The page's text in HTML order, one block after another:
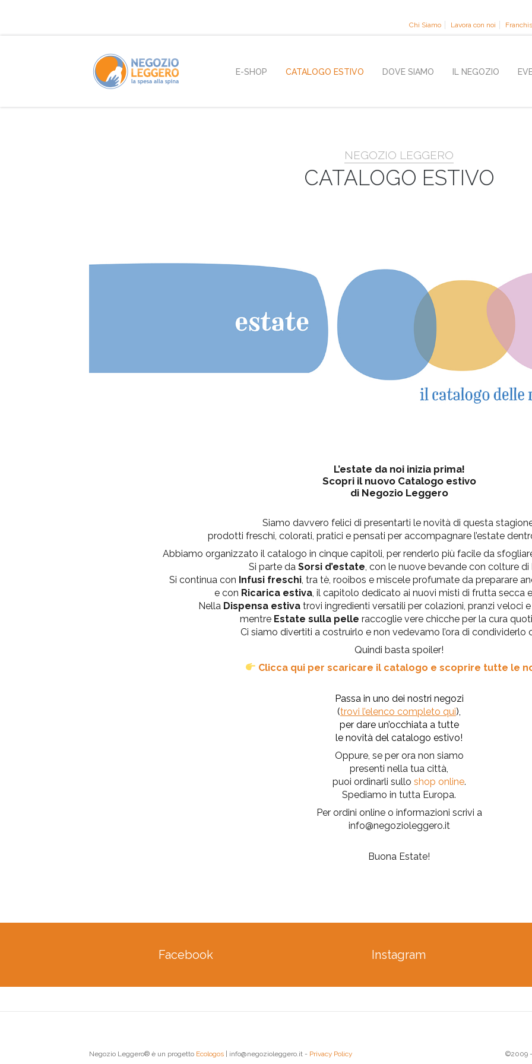
Chi Siamo Lavora con noi
E-SHOP CATALOGO ESTIVO DOVE SIAMO IL NEGOZIO
NEGOZIO LEGGERO
CATALOGO ESTIVO
L’estate da noi inizia prima!
Scopri il nuovo Catalogo estivo
di Negozio Leggero
Siamo davvero felici di presentarti le novità di questa
prodotti freschi, colorati, pratici e pensati per accompagnare l’estate
Abbiamo organizzato il catalogo in cinque capitoli, per renderlo più facile da
Si parte da Sorsi d’estate , con le nuove bevande con colture di
Si continua con Infusi freschi , tra tè, rooibos e miscele profumate da preparare
e con Ricarica estiva, il capitolo dedicato ai nuovi misti di frutta secca
Nella Dispensa estivatrovi ingredienti versatili per colazioni, pranzi veloci
mentre Estate sulla pelle raccoglie vere chicche per la cura
Ci siamo divertiti a costruirlo e non vedevamo l’ora di condividerlo
Quindi basta spoiler!
Clicca qui per scaricare il catalogo e scoprire tutte le
Passa in uno dei nostri negozi
(trovi l’elenco completo qui),
per dare un’occhiata a tutte
le novità del catalogo estivo!
Oppure, se per ora non siamo
presenti nella tua città,
puoi ordinarli sullo shop online.
Spediamo in tutta Europa.
Per ordini online o informazioni scrivi a
info@negozioleggero.it
Buona Estate!
Facebook Instagram
Negozio Leggero® è un progetto Ecologos | info@negozioleggero.it - Privacy Policy ©2009